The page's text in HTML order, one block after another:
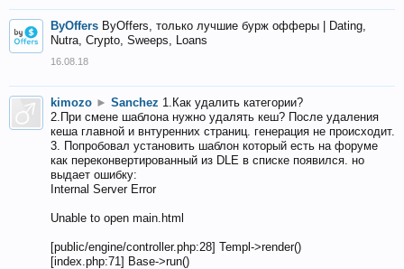
ByOffers ByOffers, только лучшие бурж офферы | Dating,
Nutra, Crypto, Sweeps, Loans
16.08.18
kimozo ► Sanchez 1.Как удалить категории?
2.При смене шаблона нужно удалять кеш? После удаления
кеша главной и внтуренних страниц. генерация не происходит.
3. Попробовал установить шаблон который есть на форуме
как переконвертированный из DLE в списке появился. но
выдает ошибку:
Internal Server Error
Unable to open main.html
[public/engine/controller.php:28] Templ->render()
[index.php:71] Base->run()